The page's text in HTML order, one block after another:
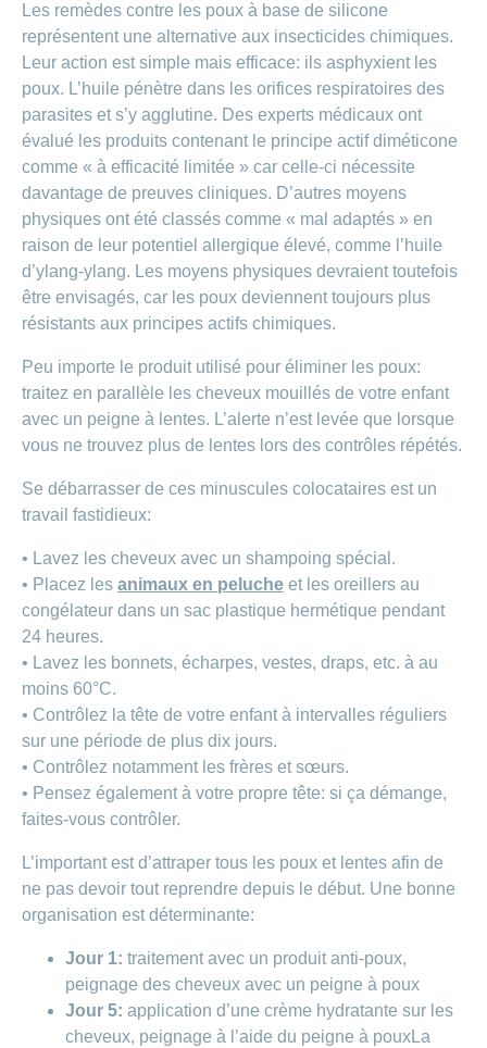
Les remèdes contre les poux à base de silicone
représentent une alternative aux insecticides chimiques.
Leur action est simple mais efficace: ils asphyxient les
poux. L’huile pénètre dans les orifices respiratoires des
parasites et s’y agglutine. Des experts médicaux ont
évalué les produits contenant le principe actif diméticone
comme « à efficacité limitée » car celle-ci nécessite
davantage de preuves cliniques. D’autres moyens
physiques ont été classés comme « mal adaptés » en
raison de leur potentiel allergique élevé, comme l’huile
d’ylang-ylang. Les moyens physiques devraient toutefois
être envisagés, car les poux deviennent toujours plus
résistants aux principes actifs chimiques.
Peu importe le produit utilisé pour éliminer les poux:
traitez en parallèle les cheveux mouillés de votre enfant
avec un peigne à lentes. L’alerte n’est levée que lorsque
vous ne trouvez plus de lentes lors des contrôles répétés.
Se débarrasser de ces minuscules colocataires est un
travail fastidieux:
• Lavez les cheveux avec un shampoing spécial.
• Placez les animaux en peluche et les oreillers au
congélateur dans un sac plastique hermétique pendant
24 heures.
• Lavez les bonnets, écharpes, vestes, draps, etc. à au
moins 60°C.
• Contrôlez la tête de votre enfant à intervalles réguliers
sur une période de plus dix jours.
• Contrôlez notamment les frères et sœurs.
• Pensez également à votre propre tête: si ça démange,
faites-vous contrôler.
L’important est d’attraper tous les poux et lentes afin de
ne pas devoir tout reprendre depuis le début. Une bonne
organisation est déterminante:
Jour 1: traitement avec un produit anti-poux,
peignage des cheveux avec un peigne à poux
Jour 5: application d’une crème hydratante sur les
cheveux, peignage à l’aide du peigne à pouxLa